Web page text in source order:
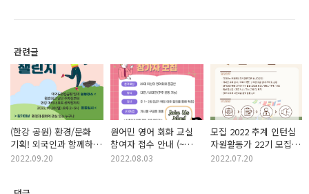
관련글
(한강 공원) 환경/문화
기획! 외국인과 함께하는
플로깅 행사 진행 보조
2022.09.20
원어민 영어 회화 교실
참여자 접수 안내 (~
8/17)
2022.08.03
모집 2022 추계 인턴십
자원활동가 22기 모집
공고 (~2022.08.20)
2022.07.20